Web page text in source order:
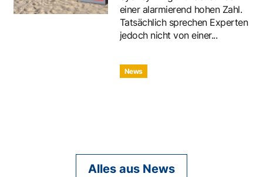
einer alarmierend hohen Zahl.
Tatsächlich sprechen Experten
jedoch nicht von einer...
News
Alles aus News